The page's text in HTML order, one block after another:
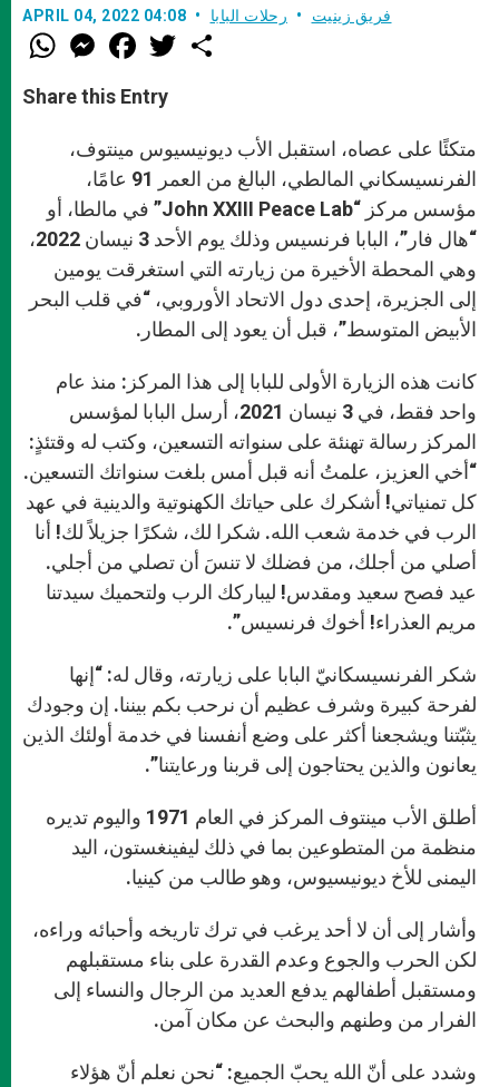
APRIL 04, 2022 04:08 فريق زينيت رحلات البابا
W
h
t
s
M
e
s
e
g
e
r
F
a
e
b
k
w
Share this Entry
متكئًا على عصاه، استقبل الأب ديونيسيوس مينتوف،
الفرنسيسكاني المالطي، البالغ من العمر 91 عامًا،
مؤسس مركز “John XXIII Peace Lab” في مالطا، أو
“هال فار”، البابا فرنسيس وذلك يوم الأحد 3 نيسان 2022،
وهي المحطة الأخيرة من زيارته التي استغرقت يومين
إلى الجزيرة، إحدى دول الاتحاد الأوروبي، “في قلب البحر
الأبيض المتوسط”، قبل أن يعود إلى المطار.
كانت هذه الزيارة الأولى للبابا إلى هذا المركز: منذ عام
واحد فقط، في 3 نيسان 2021، أرسل البابا لمؤسس
المركز رسالة تهنئة على سنواته التسعين، وكتب له وقتئذٍ:
“أخي العزيز، علمتُ أنه قبل أمس بلغت سنواتك التسعين.
كل تمنياتي! أشكرك على حياتك الكهنوتية والدينية في عهد
الرب في خدمة شعب الله. شكرا لك، شكرًا جزيلاً لك! أنا
أصلي من أجلك، من فضلك لا تنسَ أن تصلي من أجلي.
عيد فصح سعيد ومقدس! ليباركك الرب ولتحميك سيدتنا
مريم العذراء! أخوك فرنسيس”.
شكر الفرنسيسكانيّ البابا على زيارته، وقال له: “إنها
لفرحة كبيرة وشرف عظيم أن نرحب بكم بيننا. إن وجودك
يثبّتنا ويشجعنا أكثر على وضع أنفسنا في خدمة أولئك الذين
يعانون والذين يحتاجون إلى قربنا ورعايتنا”.
أطلق الأب مينتوف المركز في العام 1971 واليوم تديره
منظمة من المتطوعين بما في ذلك ليفينغستون، اليد
اليمنى للأخ ديونيسيوس، وهو طالب من كينيا.
وأشار إلى أن لا أحد يرغب في ترك تاريخه وأحبائه وراءه،
لكن الحرب والجوع وعدم القدرة على بناء مستقبلهم
ومستقبل أطفالهم يدفع العديد من الرجال والنساء إلى
الفرار من وطنهم والبحث عن مكان آمن.
وشدد على أنّ الله يحبّ الجميع: “نحن نعلم أنّ هؤلاء